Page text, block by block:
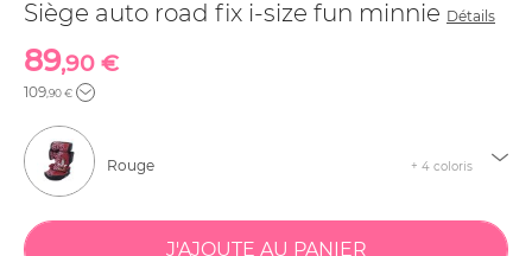
Siège auto road fix i-size fun minnie Détails
89,90 €
109,90 €
Rouge + 4 coloris